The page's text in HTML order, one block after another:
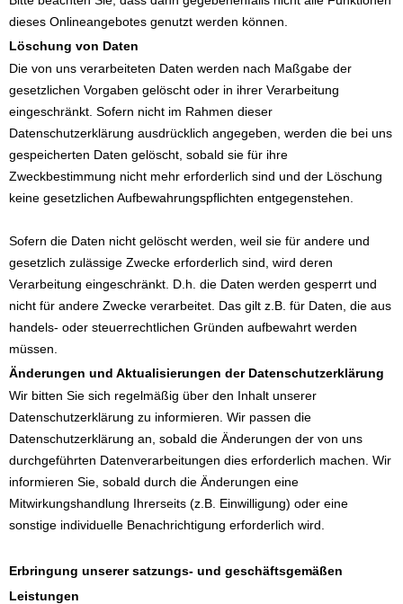
dieses Onlineangebotes genutzt werden können.
Löschung von Daten
Die von uns verarbeiteten Daten werden nach Maßgabe der
gesetzlichen Vorgaben gelöscht oder in ihrer Verarbeitung
eingeschränkt. Sofern nicht im Rahmen dieser
Datenschutzerklärung ausdrücklich angegeben, werden die bei uns
gespeicherten Daten gelöscht, sobald sie für ihre
Zweckbestimmung nicht mehr erforderlich sind und der Löschung
keine gesetzlichen Aufbewahrungspflichten entgegenstehen.
Sofern die Daten nicht gelöscht werden, weil sie für andere und
gesetzlich zulässige Zwecke erforderlich sind, wird deren
Verarbeitung eingeschränkt. D.h. die Daten werden gesperrt und
nicht für andere Zwecke verarbeitet. Das gilt z.B. für Daten, die aus
handels- oder steuerrechtlichen Gründen aufbewahrt werden
müssen.
Änderungen und Aktualisierungen der Datenschutzerklärung
Wir bitten Sie sich regelmäßig über den Inhalt unserer
Datenschutzerklärung zu informieren. Wir passen die
Datenschutzerklärung an, sobald die Änderungen der von uns
durchgeführten Datenverarbeitungen dies erforderlich machen. Wir
informieren Sie, sobald durch die Änderungen eine
Mitwirkungshandlung Ihrerseits (z.B. Einwilligung) oder eine
sonstige individuelle Benachrichtigung erforderlich wird.
Erbringung unserer satzungs- und geschäftsgemäßen
Leistungen